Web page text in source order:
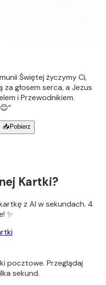
Świętej życzymy Ci,
głosem serca, a Jezus
i Przewodnikiem.
”
📥 Pobierz
Kartki?
z AI w sekundach. 4
✨
pocztowe. Przeglądaj
sekund.